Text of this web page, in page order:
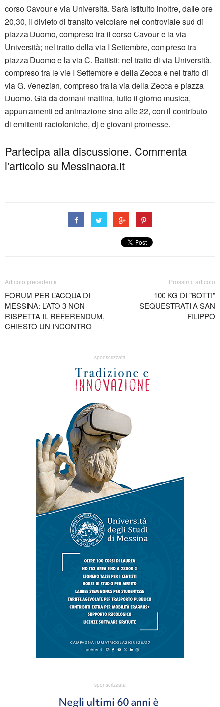
corso Cavour e via Università. Sarà istituito inoltre, dalle ore
20,30, il divieto di transito veicolare nel controviale sud di
piazza Duomo, compreso tra il corso Cavour e la via
Università; nel tratto della via I Settembre, compreso tra
piazza Duomo e la via C. Battisti; nel tratto di via Università,
compreso tra le vie I Settembre e della Zecca e nel tratto di
via G. Venezian, compreso tra la via della Zecca e piazza
Duomo. Già da domani mattina, tutto il giorno musica,
appuntamenti ed animazione sino alle 22, con il contributo
di emittenti radiofoniche, dj e giovani promesse.
Partecipa alla discussione. Commenta
l'articolo su Messinaora.it
Articolo precedente
FORUM PER L’ACQUA DI
MESSINA: L’ATO 3 NON
RISPETTA IL REFERENDUM,
CHIESTO UN INCONTRO
Prossimo articolo
100 KG DI "BOTTI"
SEQUESTRATI A SAN
FILIPPO
sponsorizzata
sponsorizzata